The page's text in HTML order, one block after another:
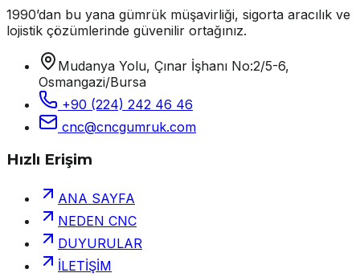
1990’dan bu yana gümrük müşavirliği, sigorta aracılık ve
lojistik çözümlerinde güvenilir ortağınız.
Mudanya Yolu, Çınar İşhanı No:2/5-6,
Osmangazi/Bursa
+90 (224) 242 46 46
cnc@cncgumruk.com
Hızlı Erişim
ANA SAYFA
NEDEN CNC
DUYURULAR
İLETİŞİM